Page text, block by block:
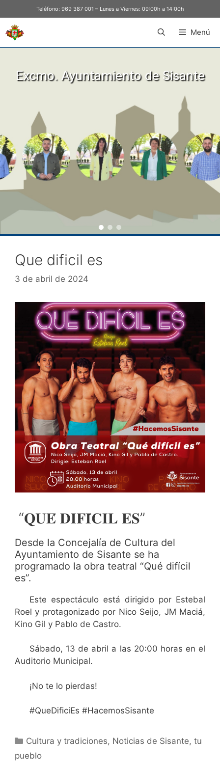
Teléfono: 969 387 001 – Lunes a Viernes: 09:00h a 14:00h
Menú
Excmo. Ayuntamiento de Sisante
Que dificil es
3 de abril de 2024
“𝐐𝐔𝐄́ 𝐃𝐈𝐅𝐈́𝐂𝐈𝐋 𝐄𝐒”
Desde la Concejalía de Cultura del
Ayuntamiento de Sisante se ha
programado la obra teatral “Qué difícil
es”.
Este espectáculo está dirigido por Estebal
Roel y protagonizado por Nico Seijo, JM Maciá,
Kino Gil y Pablo de Castro.
Sábado, 13 de abril a las 20:00 horas en el
Auditorio Municipal.
¡No te lo pierdas!
#QueDificiEs #HacemosSisante
Cultura y tradiciones, Noticias de Sisante, tu
pueblo